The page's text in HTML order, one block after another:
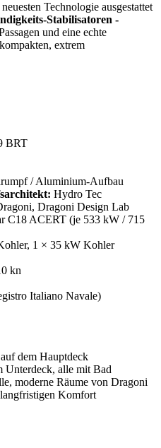
Technologie ausgestattet
Stabilisatoren -
und eine echte
extrem
BRT
/ Aluminium-Aufbau
Hydro Tec
Dragoni Design Lab
C18 ACERT (je 533 kW / 715
1 × 35 kW Kohler
kn
Italiano Navale)
dem Hauptdeck
Unterdeck, alle mit Bad
moderne Räume von Dragoni
Komfort